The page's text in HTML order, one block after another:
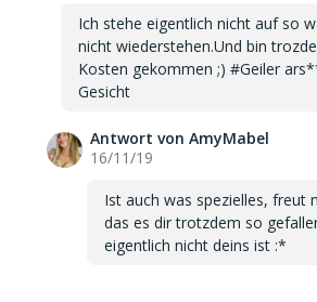
Ich stehe eigentlich nicht auf so
nicht wiederstehen.Und bin
Kosten gekommen ;) #Geiler
Gesicht
Antwort von AmyMabel
16/11/19
Ist auch was spezielles, freut
das es dir trotzdem so
eigentlich nicht deins ist :*